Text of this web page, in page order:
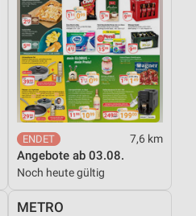
7,6 km
Angebote ab 03.08.
Noch heute gültig
METRO